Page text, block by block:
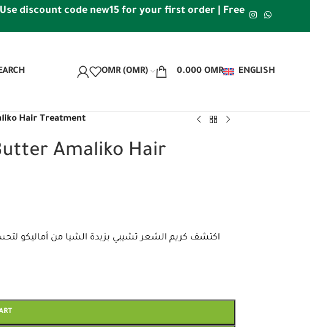
code new15 for your first order | Free shipping within
OMR (OMR) 0.000 OMR ENGLISH
Hair Treatment
Amaliko Hair
اكتشف كريم الشعر تشيبي بزبدة الشيا من أماليكو